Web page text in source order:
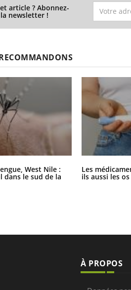
article ? Abonnez-
newsletter !
West Nile :
dans le sud de la
Les
ils aussi les os
À PROPOS